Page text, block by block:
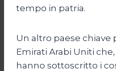
tempo in patria.
Un altro paese chiave
Emirati Arabi Uniti
hanno sottoscritto i